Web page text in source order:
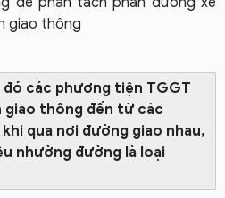
giao thông
các phương tiện TGGT
thông đến từ các
qua nơi đường giao nhau,
nhường đường là loại